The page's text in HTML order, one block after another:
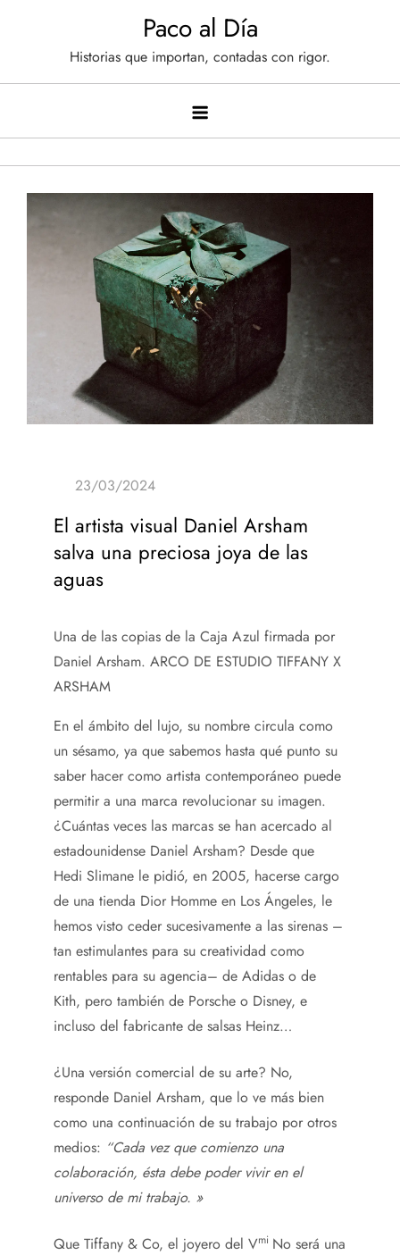
Paco al Día
Historias que importan, contadas con rigor.
El artista visual Daniel Arsham
salva una preciosa joya de las
aguas
Una de las copias de la Caja Azul firmada por
Daniel Arsham. ARCO DE ESTUDIO TIFFANY X
ARSHAM
En el ámbito del lujo, su nombre circula como
un sésamo, ya que sabemos hasta qué punto su
saber hacer como artista contemporáneo puede
permitir a una marca revolucionar su imagen.
¿Cuántas veces las marcas se han acercado al
estadounidense Daniel Arsham? Desde que
Hedi Slimane le pidió, en 2005, hacerse cargo
de una tienda Dior Homme en Los Ángeles, le
hemos visto ceder sucesivamente a las sirenas –
tan estimulantes para su creatividad como
rentables para su agencia– de Adidas o de
Kith, pero también de Porsche o Disney, e
incluso del fabricante de salsas Heinz…
¿Una versión comercial de su arte? No,
responde Daniel Arsham, que lo ve más bien
como una continuación de su trabajo por otros
medios: “Cada vez que comienzo una
colaboración, ésta debe poder vivir en el
universo de mi trabajo. »
Que Tiffany & Co, el joyero del Vmi No será una